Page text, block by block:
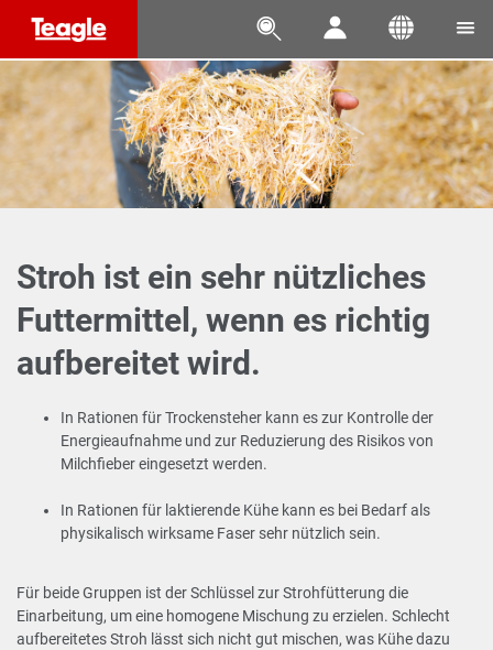
   
Stroh ist ein sehr nützliches
Futtermittel, wenn es richtig
aufbereitet wird.
In Rationen für Trockensteher kann es zur Kontrolle der
Energieaufnahme und zur Reduzierung des Risikos von
Milchfieber eingesetzt werden.
In Rationen für laktierende Kühe kann es bei Bedarf als
physikalisch wirksame Faser sehr nützlich sein.
Für beide Gruppen ist der Schlüssel zur Strohfütterung die
Einarbeitung, um eine homogene Mischung zu erzielen. Schlecht
aufbereitetes Stroh lässt sich nicht gut mischen, was Kühe dazu